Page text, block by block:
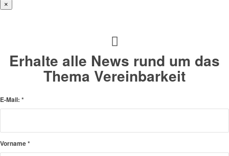
×
Erhalte alle News rund um das
Thema Vereinbarkeit
E-Mail: *
Vorname*